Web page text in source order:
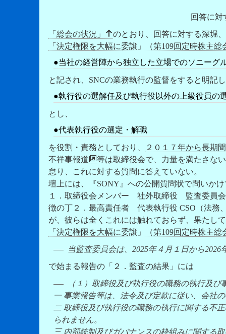
回答に対
「総会の状況」
のとおり、回答に対する深堀
「決定権限を大幅に委譲」（第109回定時株主
●当社の経営陣から独立した立場でのソニーグ
と記され、SNCの業務執行の監督をすると明記
●執行役の選解任及び執行役以外の上級役員の
とし、
●代表執行役の選定・解職
を役割・責務としており、
２０１７年から長期
不祥事報道
等は取締役会で、力量を満たさな
怠り、これに対する質問に答えていない。
壇上には、『SONY』への公開質問状で問いか
１．取締役会メンバー 社外取締役 監査委員
徴の丁２．最高責任者 代表執行役 CSO（法務
が、彼らは全くこれには触れておらず、果たし
「決定権限を大幅に委譲」（第109回定時株主総
当監査委員会は、2025年４月１日から
で始まる報告の「２．監査の結果」には
（１）取締役及び執行役の職務の執行及び
一 事業報告等は、
法令及び定款に従い、会社
二 取締役及び執行役の職務の執行に関する不
られません。
三 内部統制及びガバナンスの枠組みに関する